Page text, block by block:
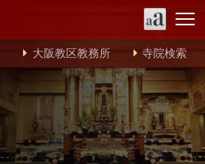
大阪教区教務所 寺院検索